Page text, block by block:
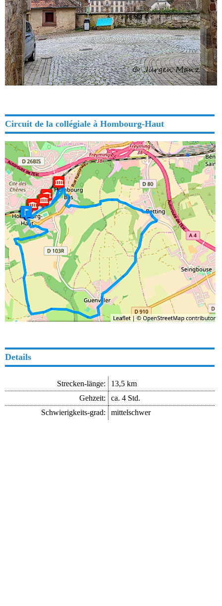
Circuit de la collégiale à Hombourg-Haut
Details
Strecken-länge:
13,5 km
Gehzeit:
ca. 4 Std.
Schwierigkeits-grad:
mittelschwer